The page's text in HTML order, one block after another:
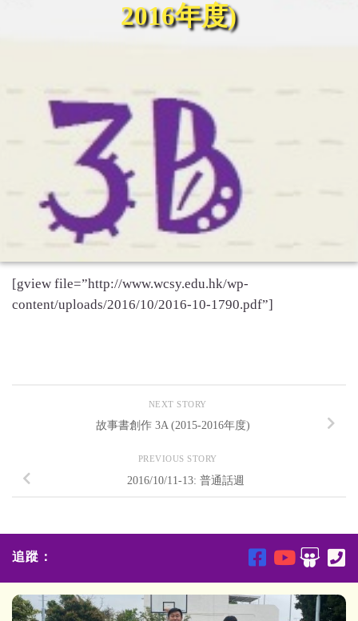
2016年度)
[gview file=”http://www.wcsy.edu.hk/wp-
content/uploads/2016/10/2016-10-1790.pdf”]
NEXT STORY
故事書創作 3A (2015-2016年度)
PREVIOUS STORY
2016/10/11-13: 普通話週
追蹤：